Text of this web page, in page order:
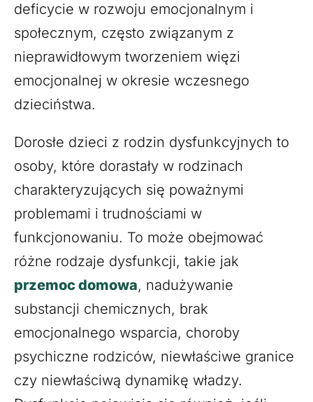
deficycie w rozwoju emocjonalnym i
społecznym, często związanym z
nieprawidłowym tworzeniem więzi
emocjonalnej w okresie wczesnego
dzieciństwa.
Dorosłe dzieci z rodzin dysfunkcyjnych to
osoby, które dorastały w rodzinach
charakteryzujących się poważnymi
problemami i trudnościami w
funkcjonowaniu. To może obejmować
różne rodzaje dysfunkcji, takie jak
przemoc domowa, nadużywanie
substancji chemicznych, brak
emocjonalnego wsparcia, choroby
psychiczne rodziców, niewłaściwe granice
czy niewłaściwą dynamikę władzy.